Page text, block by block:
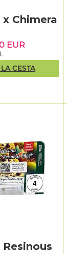
Chimera
EUR
CESTA